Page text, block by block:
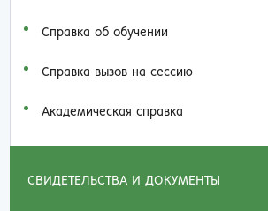
Справка об обучении
Справка-вызов на сессию
Академическая справка
СВИДЕТЕЛЬСТВА И ДОКУМЕНТЫ